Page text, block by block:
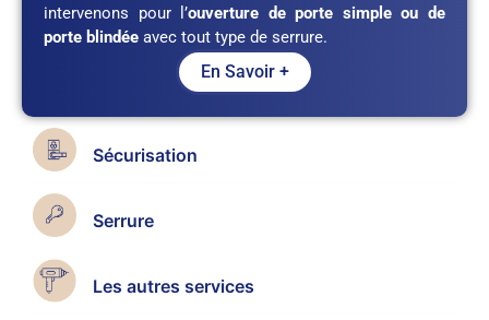
intervenons pour l’ouverture de porte simple ou de
porte blindée avec tout type de serrure.
En Savoir +
Sécurisation
Serrure
Les autres services